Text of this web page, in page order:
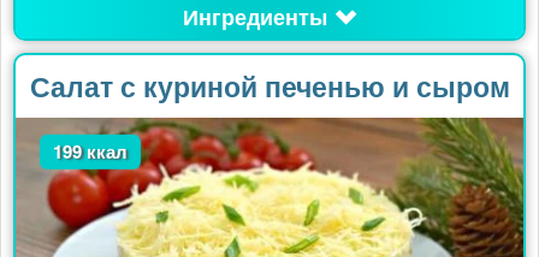
Ингредиенты
Салат с куриной печенью и сыром
199 ккал